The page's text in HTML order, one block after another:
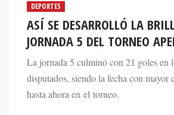
DEPORTES
ASÍ SE DESARROLLÓ LA
JORNADA 5 DEL TORNEO
La jornada 5 culminó con 21 goles en
disputados, siendo la fecha con mayor
hasta ahora en el torneo.